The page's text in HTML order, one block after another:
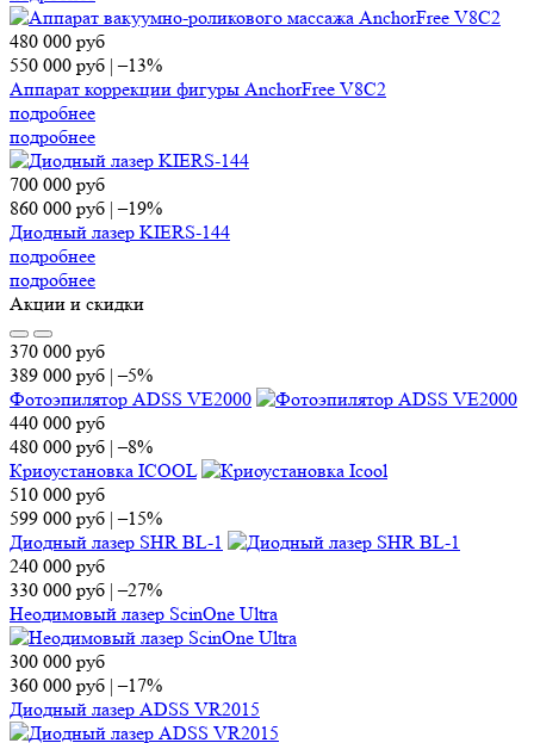
480 000 руб
550 000 руб |–13%
Аппарат коррекции фигуры AnchorFree V8C2
подробнее
подробнее
700 000 руб
860 000 руб |–19%
Диодный лазер KIERS-144
подробнее
подробнее
Акции и скидки
370 000 руб
389 000 руб |–5%
Фотоэпилятор ADSS VE2000
440 000 руб
480 000 руб |–8%
Криоустановка ICOOL
510 000 руб
599 000 руб |–15%
Диодный лазер SHR BL-1
240 000 руб
330 000 руб |–27%
Неодимовый лазер ScinOne Ultra
300 000 руб
360 000 руб |–17%
Диодный лазер ADSS VR2015